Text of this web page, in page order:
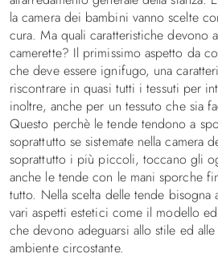
la camera dei bambini vanno scelte
cura. Ma quali caratteristiche devono
camerette? Il primissimo aspetto da
che deve essere ignifugo, una
riscontrare in quasi tutti i tessuti per
inoltre, anche per un tessuto che sia
Questo perchè le tende tendono a
soprattutto se sistemate nella camera
soprattutto i più piccoli, toccano gli
anche le tende con le mani sporche
tutto. Nella scelta delle tende bisogna
vari aspetti estetici come il modello
che devono adeguarsi allo stile ed
ambiente circostante.